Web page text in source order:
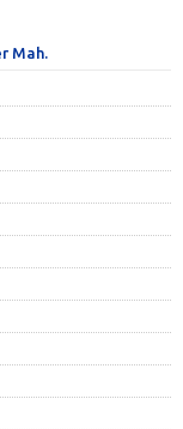
Mah.